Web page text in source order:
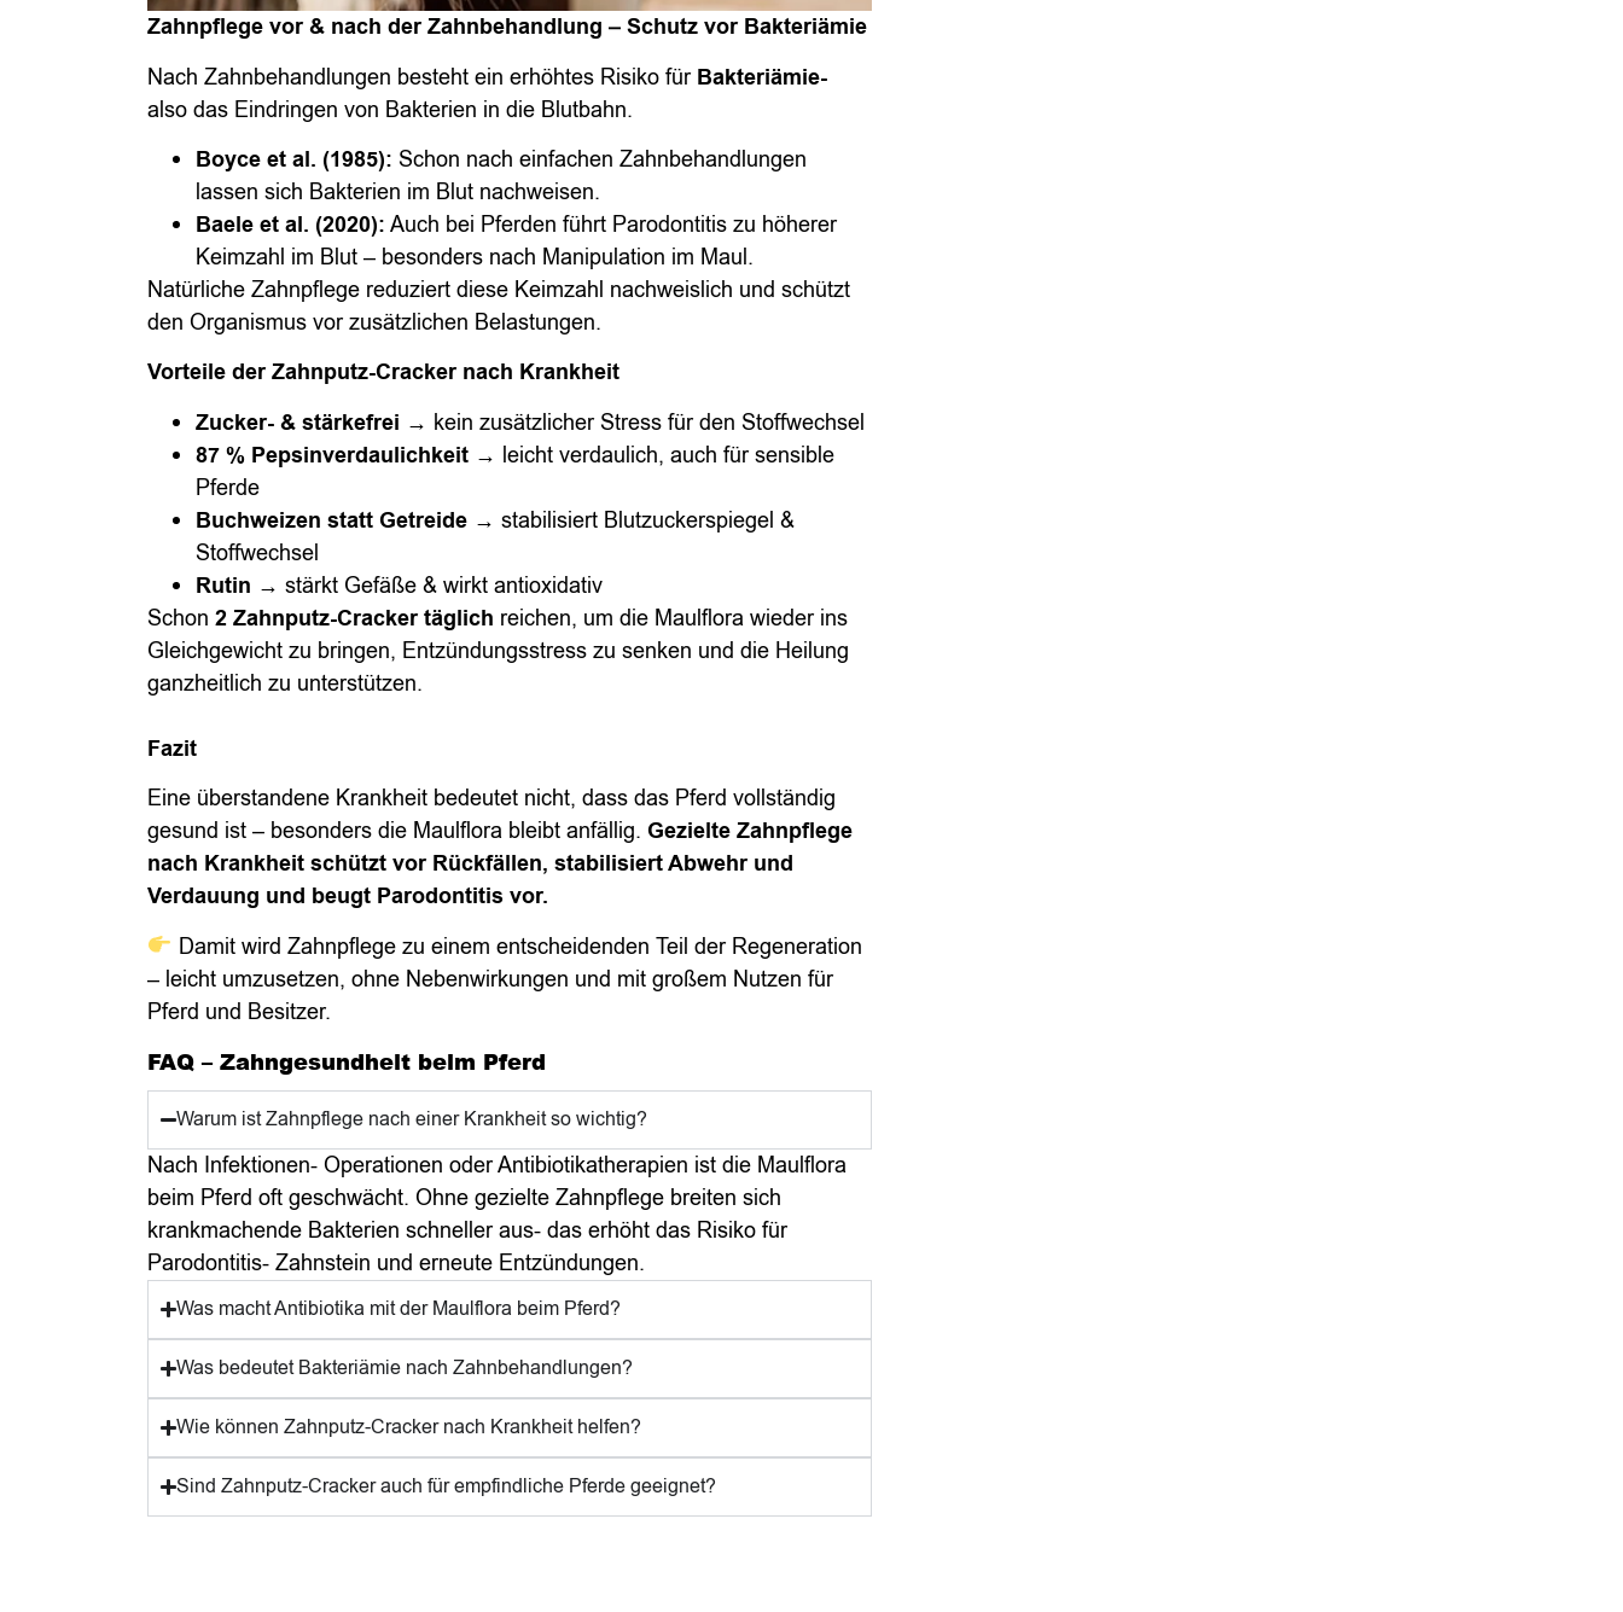
Zahnpflege vor & nach der Zahnbehandlung – Schutz vor Bakteriämie
Nach Zahnbehandlungen besteht ein erhöhtes Risiko für Bakteriämie-
also das Eindringen von Bakterien in die Blutbahn.
Boyce et al. (1985): Schon nach einfachen Zahnbehandlungen
lassen sich Bakterien im Blut nachweisen.
Baele et al. (2020): Auch bei Pferden führt Parodontitis zu höherer
Keimzahl im Blut – besonders nach Manipulation im Maul.
Natürliche Zahnpflege reduziert diese Keimzahl nachweislich und schützt
den Organismus vor zusätzlichen Belastungen.
Vorteile der Zahnputz-Cracker nach Krankheit
Zucker- & stärkefrei → kein zusätzlicher Stress für den Stoffwechsel
87 % Pepsinverdaulichkeit → leicht verdaulich, auch für sensible
Pferde
Buchweizen statt Getreide → stabilisiert Blutzuckerspiegel &
Stoffwechsel
Rutin → stärkt Gefäße & wirkt antioxidativ
Schon 2 Zahnputz-Cracker täglich reichen, um die Maulflora wieder ins
Gleichgewicht zu bringen, Entzündungsstress zu senken und die Heilung
ganzheitlich zu unterstützen.
Fazit
Eine überstandene Krankheit bedeutet nicht, dass das Pferd vollständig
gesund ist – besonders die Maulflora bleibt anfällig. Gezielte Zahnpflege
nach Krankheit schützt vor Rückfällen, stabilisiert Abwehr und
Verdauung und beugt Parodontitis vor.
Damit wird Zahnpflege zu einem entscheidenden Teil der Regeneration
– leicht umzusetzen, ohne Nebenwirkungen und mit großem Nutzen für
Pferd und Besitzer.
FAQ – Zahngesundheit beim Pferd
Warum ist Zahnpflege nach einer Krankheit so wichtig?
Nach Infektionen- Operationen oder Antibiotikatherapien ist die Maulflora
beim Pferd oft geschwächt. Ohne gezielte Zahnpflege breiten sich
krankmachende Bakterien schneller aus- das erhöht das Risiko für
Parodontitis- Zahnstein und erneute Entzündungen.
Was macht Antibiotika mit der Maulflora beim Pferd?
Was bedeutet Bakteriämie nach Zahnbehandlungen?
Wie können Zahnputz-Cracker nach Krankheit helfen?
Sind Zahnputz-Cracker auch für empfindliche Pferde geeignet?